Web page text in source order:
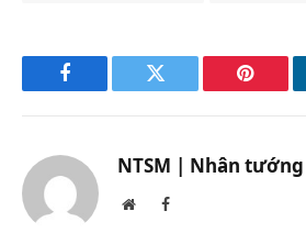
Facebook Twitter
NTSM | Nhân
WebsiteFacebook